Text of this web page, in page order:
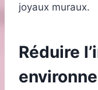
joyaux muraux.
Réduire